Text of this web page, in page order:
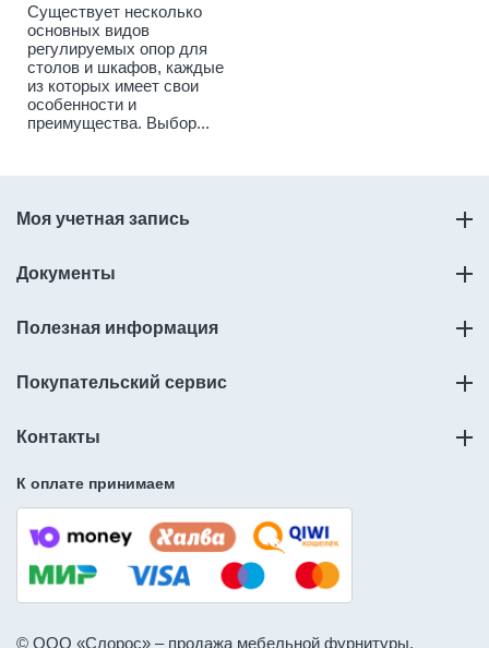
Существует несколько
основных видов
регулируемых опор для
столов и шкафов, каждые
из которых имеет свои
особенности и
преимущества. Выбор...
Моя учетная запись
Документы
Полезная информация
Покупательский сервис
Контакты
К оплате принимаем
© ООО «Слорос» – продажа мебельной фурнитуры.